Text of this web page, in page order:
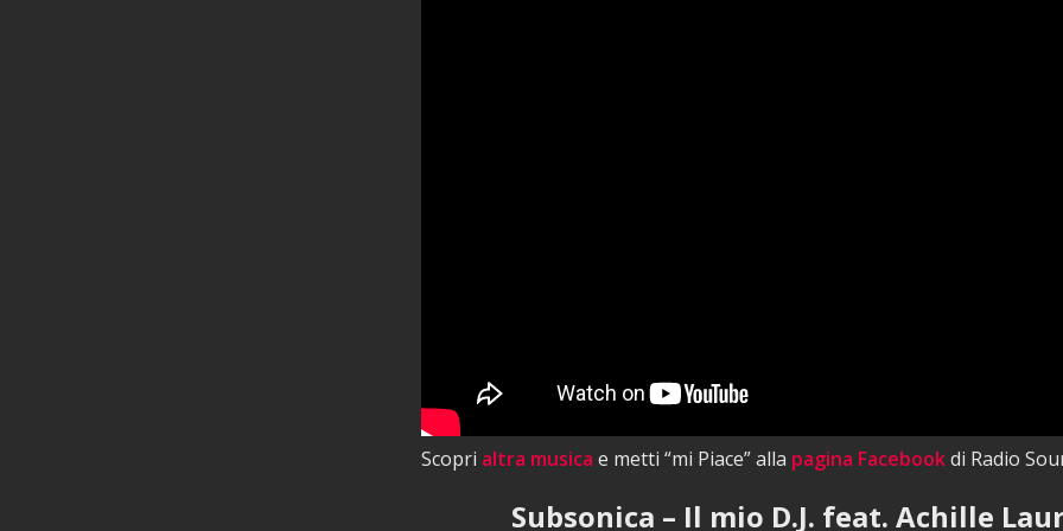
Scopri altra musica e metti “mi Piace” alla pagina Facebookdi Radio
Subsonica – Il mio D.J. feat. Achille